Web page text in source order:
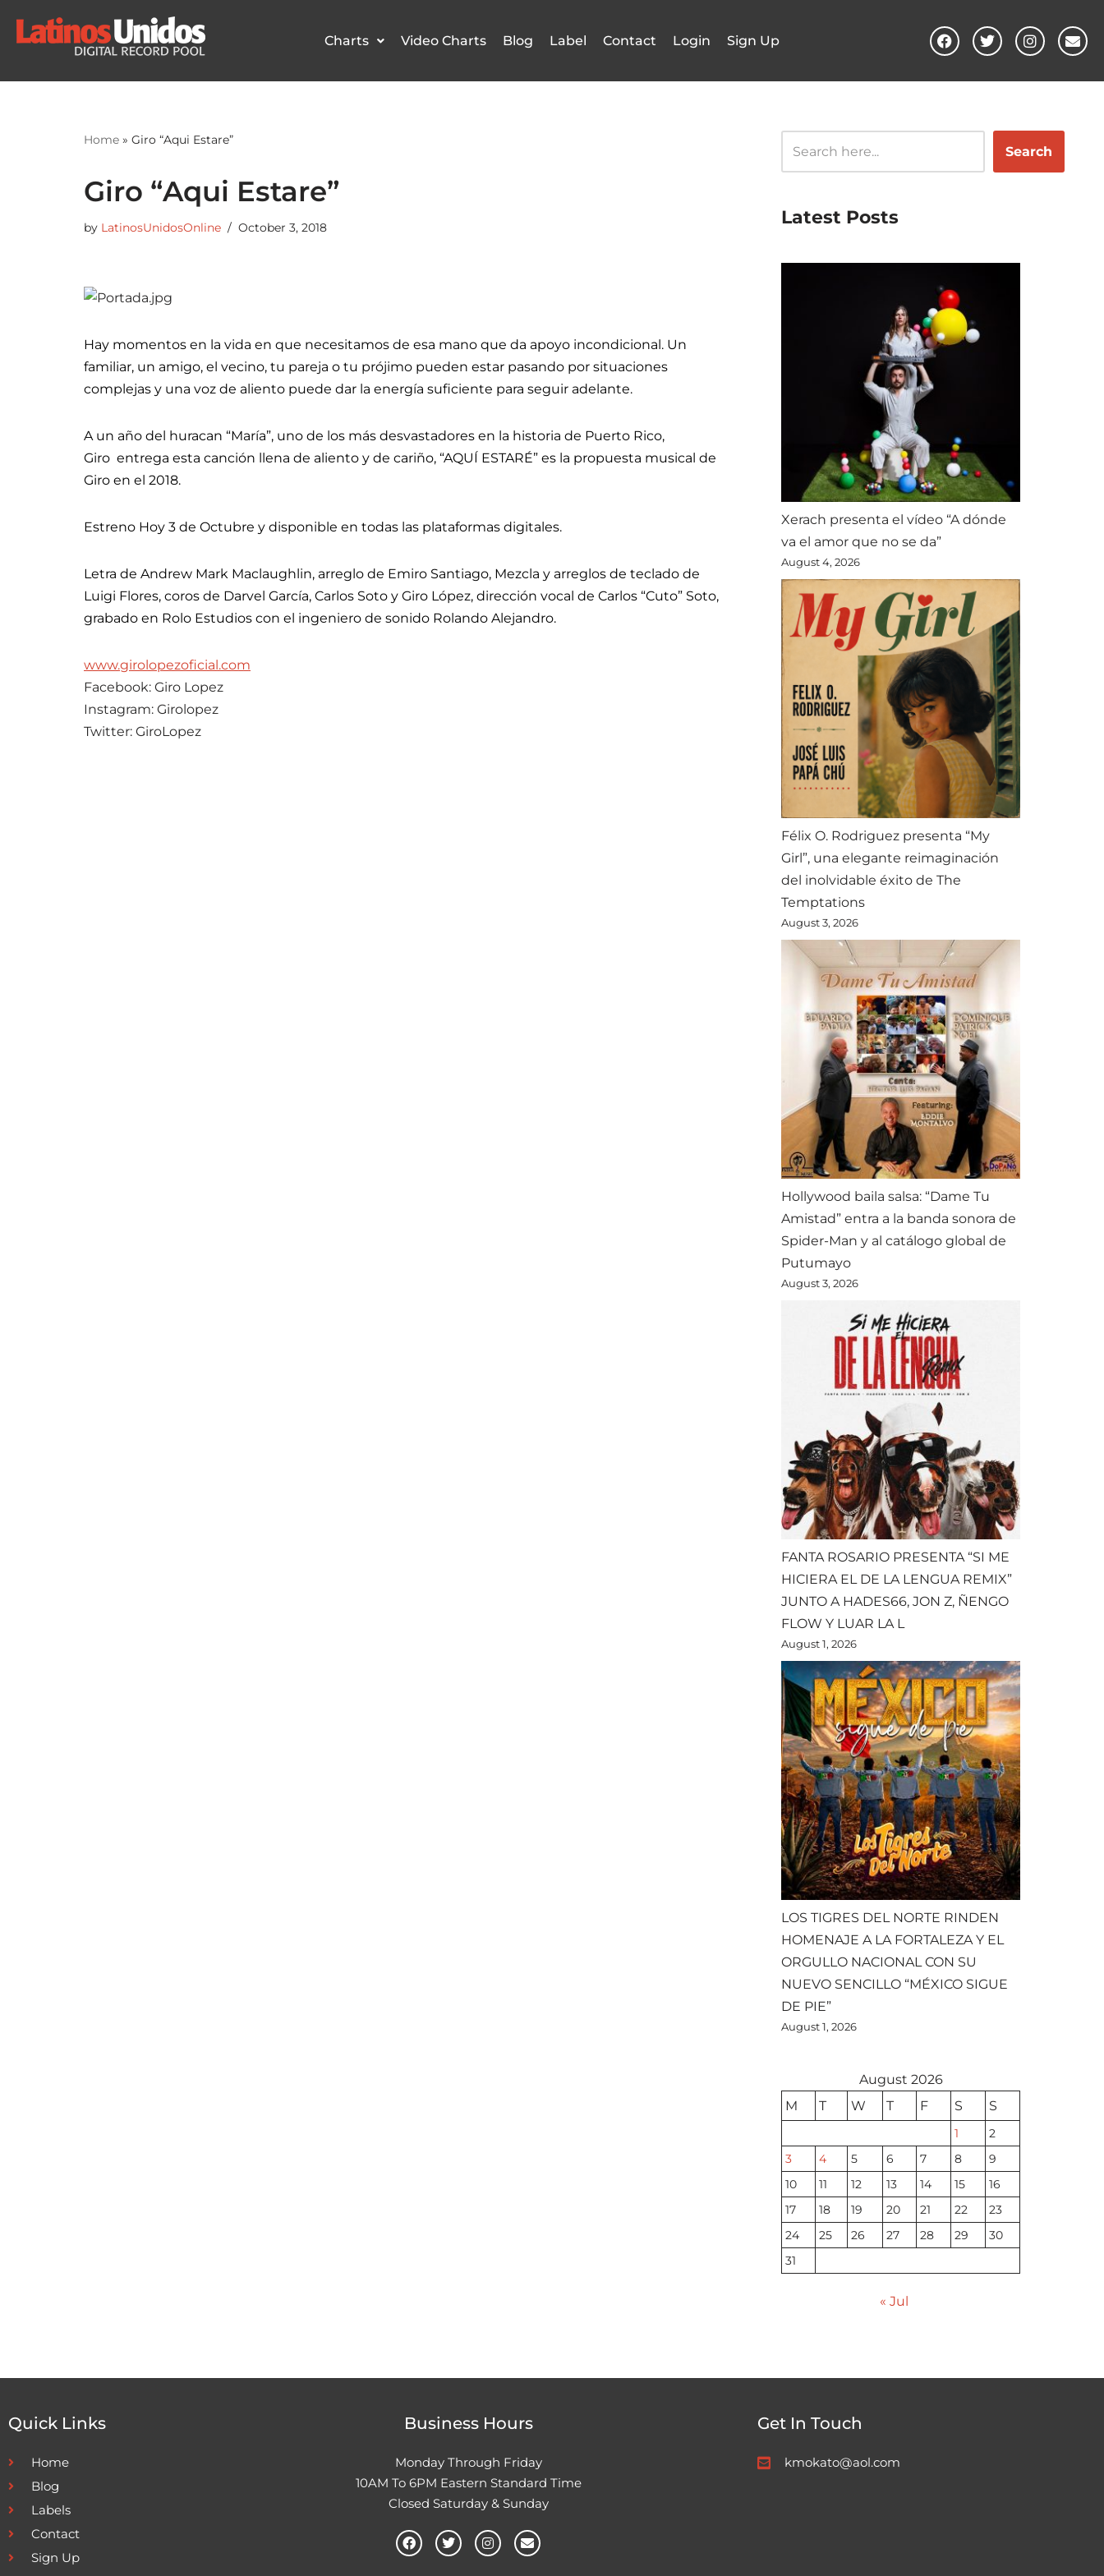
Skip
Charts Video Charts Blog Label Contact Login Sign Up
Home » Giro “Aqui Estare”
Giro “Aqui Estare”
by LatinosUnidosOnline October 3, 2018
Hay momentos en la vida en que necesitamos de esa mano que da apoyo incondicional. Un
familiar, un amigo, el vecino, tu pareja o tu prójimo pueden estar pasando por situaciones
complejas y una voz de aliento puede dar la energía suficiente para seguir adelante.
A un año del huracan “María”, uno de los más desvastadores en la historia de Puerto Rico,
Giro entrega esta canción llena de aliento y de cariño, “AQUÍ ESTARÉ” es la propuesta musical de
Giro en el 2018.
Estreno Hoy 3 de Octubre y disponible en todas las plataformas digitales.
Letra de Andrew Mark Maclaughlin, arreglo de Emiro Santiago, Mezcla y arreglos de teclado de
Luigi Flores, coros de Darvel García, Carlos Soto y Giro López, dirección vocal de Carlos “Cuto” Soto,
grabado en Rolo Estudios con el ingeniero de sonido Rolando Alejandro.
www.girolopezoficial.com
Facebook: Giro Lopez
Instagram: Girolopez
Twitter: GiroLopez
Search
Latest Posts
Xerach presenta el vídeo “A dónde
va el amor que no se da”
August 4, 2026
Félix O. Rodriguez presenta “My
Girl”, una elegante reimaginación
del inolvidable éxito de The
Temptations
August 3, 2026
Hollywood baila salsa: “Dame Tu
Amistad” entra a la banda sonora de
Spider-Man y al catálogo global de
Putumayo
August 3, 2026
FANTA ROSARIO PRESENTA “SI ME
HICIERA EL DE LA LENGUA REMIX”
JUNTO A HADES66, JON Z, ÑENGO
FLOW Y LUAR LA L
August 1, 2026
LOS TIGRES DEL NORTE RINDEN
HOMENAJE A LA FORTALEZA Y EL
ORGULLO NACIONAL CON SU
NUEVO SENCILLO “MÉXICO SIGUE
DE PIE”
August 1, 2026
August 2026
M
T W T F S S
1
2
3
4 5 6 7 8
9
10
11 12 13 14 15
16
17
18 19 20 21 22
23
24
25 26 27 28 29
30
31
« Jul
Quick Links
Home
Blog
Labels
Contact
Sign Up
Business Hours
Monday Through Friday
10AM To 6PM Eastern Standard Time
Closed Saturday & Sunday
Get In Touch
kmokato@aol.com